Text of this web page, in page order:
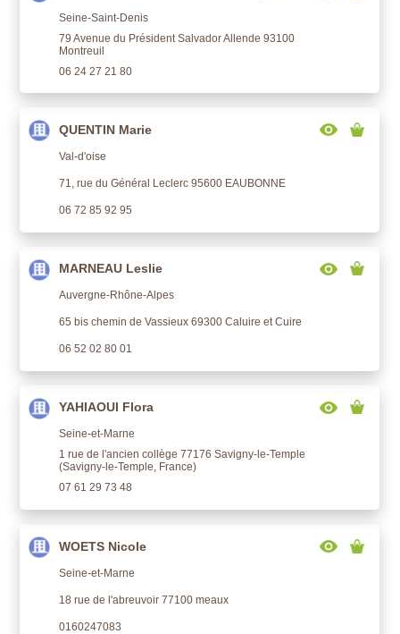
Seine-Saint-Denis
79 Avenue du Président Salvador Allende 93100
Montreuil
06 24 27 21 80
QUENTIN Marie
Val-d'oise
71, rue du Général Leclerc 95600 EAUBONNE
06 72 85 92 95
MARNEAU Leslie
Auvergne-Rhône-Alpes
65 bis chemin de Vassieux 69300 Caluire et Cuire
06 52 02 80 01
YAHIAOUI Flora
Seine-et-Marne
1 rue de l'ancien collège 77176 Savigny-le-Temple
(Savigny-le-Temple, France)
07 61 29 73 48
WOETS Nicole
Seine-et-Marne
18 rue de l'abreuvoir 77100 meaux
0160247083